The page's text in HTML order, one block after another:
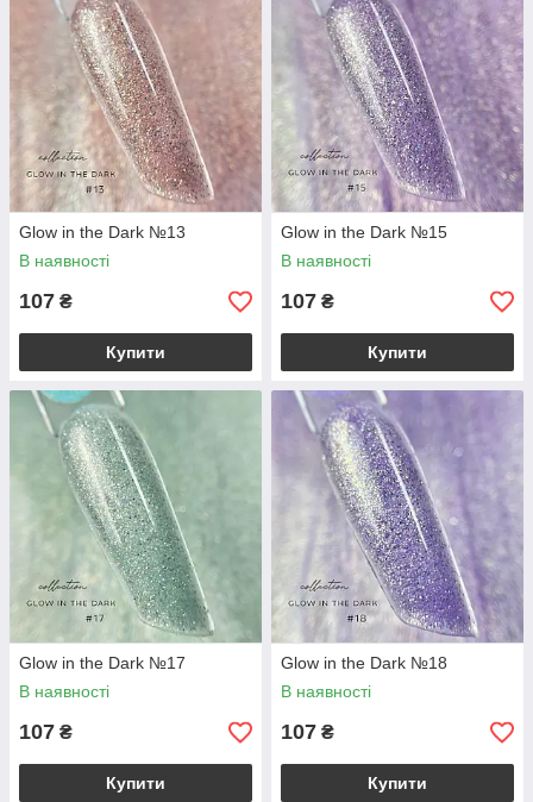
Glow in the Dark №13
В наявності
107 ₴
Купити
Glow in the Dark №15
В наявності
107 ₴
Купити
Glow in the Dark №17
В наявності
107 ₴
Купити
Glow in the Dark №18
В наявності
107 ₴
Купити